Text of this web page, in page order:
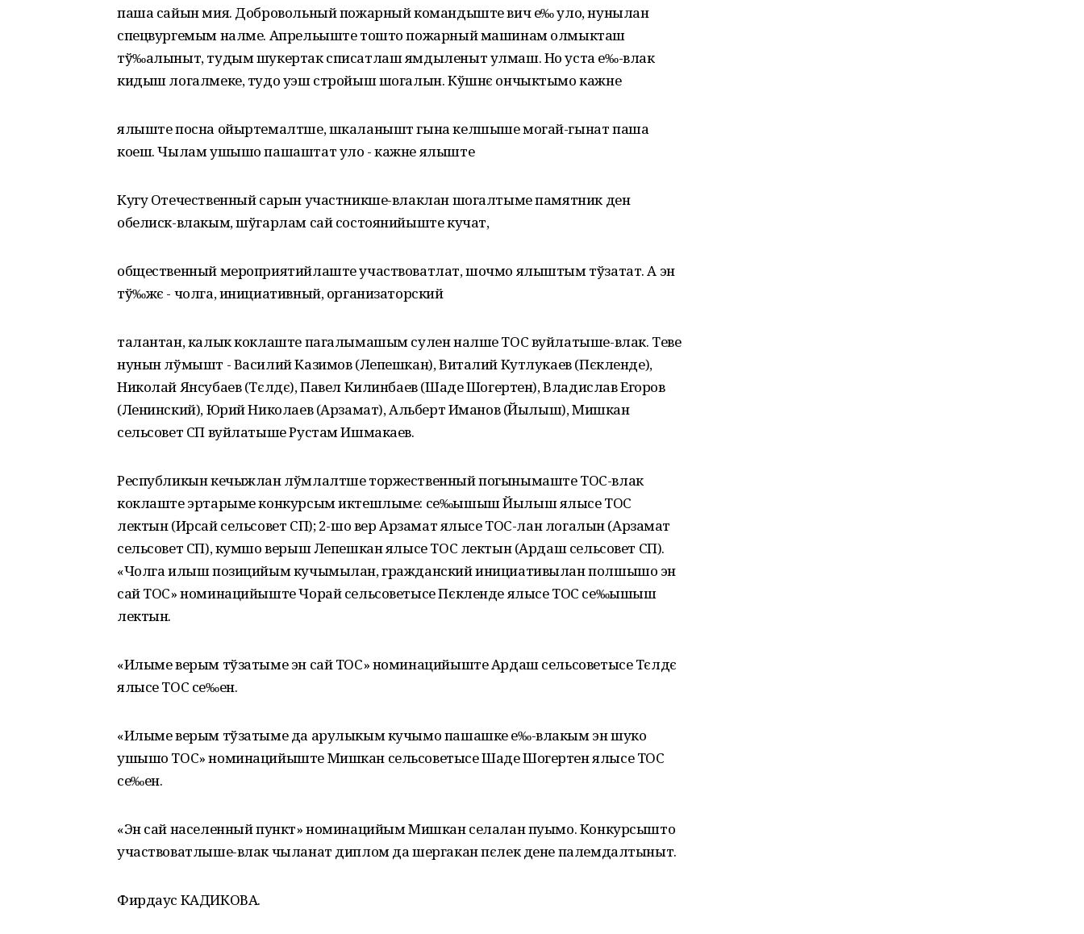
паша сайын мия. Добровольный пожарный командыште вич е‰ уло, нунылан
спецвургемым налме. Апрельыште тошто пожарный машинам олмыкташ
тў‰алыныт, тудым шукертак списатлаш ямдыленыт улмаш. Но уста е‰-влак
кидыш логалмеке, тудо уэш стройыш шогалын. Кўшнє ончыктымо кажне
ялыште посна ойыртемалтше, шкаланышт гына келшыше могай-гынат паша
коеш. Чылам ушышо пашаштат уло - кажне ялыште
Кугу Отечественный сарын участникше-влаклан шогалтыме памятник ден
обелиск-влакым, шўгарлам сай состоянийыште кучат,
общественный мероприятийлаште участвоватлат, шочмо ялыштым тўзатат. А эн
тў‰жє - чолга, инициативный, организаторский
талантан, калык коклаште пагалымашым сулен налше ТОС вуйлатыше-влак. Теве
нунын лўмышт - Василий Казимов (Лепешкан), Виталий Кутлукаев (Пєкленде),
Николай Янсубаев (Тєлдє), Павел Килинбаев (Шаде Шогертен), Владислав Егоров
(Ленинский), Юрий Николаев (Арзамат), Альберт Иманов (Йылыш), Мишкан
сельсовет СП вуйлатыше Рустам Ишмакаев.
Республикын кечыжлан лўмлалтше торжественный погынымаште ТОС-влак
коклаште эртарыме конкурсым иктешлыме: се‰ышыш Йылыш ялысе ТОС
лектын (Ирсай сельсовет СП); 2-шо вер Арзамат ялысе ТОС-лан логалын (Арзамат
сельсовет СП), кумшо верыш Лепешкан ялысе ТОС лектын (Ардаш сельсовет СП).
«Чолга илыш позицийым кучымылан, гражданский инициативылан полшышо эн
сай ТОС» номинацийыште Чорай сельсоветысе Пєкленде ялысе ТОС се‰ышыш
лектын.
«Илыме верым тўзатыме эн сай ТОС» номинацийыште Ардаш сельсоветысе Тєлдє
ялысе ТОС се‰ен.
«Илыме верым тўзатыме да арулыкым кучымо пашашке е‰-влакым эн шуко
ушышо ТОС» номинацийыште Мишкан сельсоветысе Шаде Шогертен ялысе ТОС
се‰ен.
«Эн сай населенный пункт» номинацийым Мишкан селалан пуымо. Конкурсышто
участвоватлыше-влак чыланат диплом да шергакан пєлек дене палемдалтыныт.
Фирдаус КАДИКОВА.